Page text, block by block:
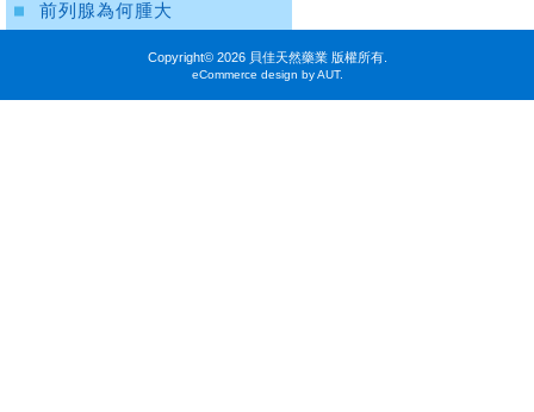
前列腺為何腫大
Copyright© 2026 貝佳天然藥業 版權所有.
eCommerce design by AUT.